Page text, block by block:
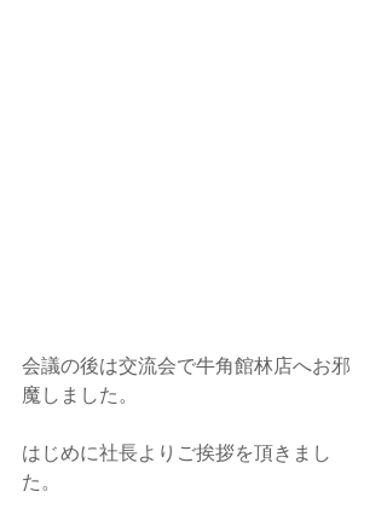
会議の後は交流会で牛角館林店へお邪
魔しました。
はじめに社長よりご挨拶を頂きまし
た。